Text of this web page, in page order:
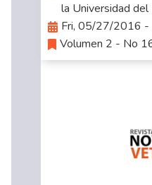
la Universidad del
Fri, 05/27/2016 -
Volumen 2 - No